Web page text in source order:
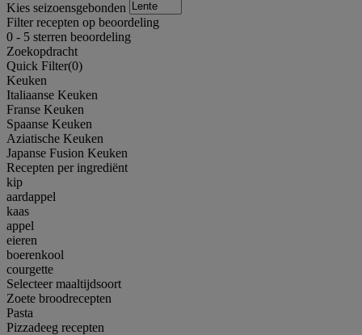
Kies seizoensgebonden
Filter recepten op beoordeling
0 - 5 sterren beoordeling
Zoekopdracht
Quick Filter(0)
Keuken
Italiaanse Keuken
Franse Keuken
Spaanse Keuken
Aziatische Keuken
Japanse Fusion Keuken
Recepten per ingrediënt
kip
aardappel
kaas
appel
eieren
boerenkool
courgette
Selecteer maaltijdsoort
Zoete broodrecepten
Pasta
Pizzadeeg recepten